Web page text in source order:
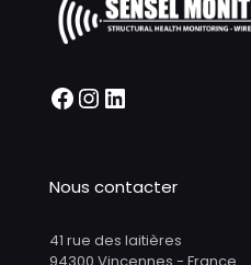
Nous contacter
41 rue des laitières
94300 Vincennes - France